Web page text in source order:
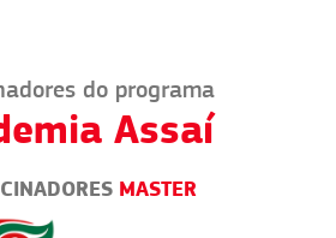
do programa
Assaí
MASTER